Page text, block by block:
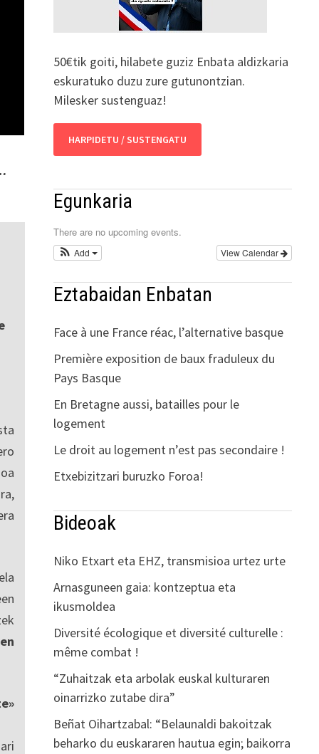
50€tik goiti, hilabete guziz Enbata aldizkaria
eskuratuko duzu zure gutunontzian.
Milesker sustenguaz!
HARPIDETU / SUSTENGATU
Egunkaria
There are no upcoming events.
View Calendar
Add
Eztabaidan Enbatan
Face à une France réac, l’alternative basque
Première exposition de baux fraduleux du
Pays Basque
En Bretagne aussi, batailles pour le
logement
Le droit au logement n’est pas secondaire !
Etxebizitzari buruzko Foroa!
Bideoak
Niko Etxart eta EHZ, transmisioa urtez urte
Arnasguneen gaia: kontzeptua eta
ikusmoldea
Diversité écologique et diversité culturelle :
même combat !
“Zuhaitzak eta arbolak euskal kulturaren
oinarrizko zutabe dira”
Beñat Oihartzabal: “Belaunaldi bakoitzak
beharko du euskararen hautua egin; baikorra